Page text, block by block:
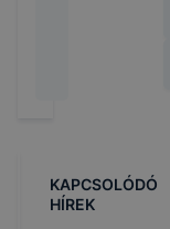
KAPCSOLÓDÓ
HÍREK